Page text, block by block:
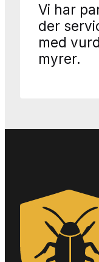
Vi har
der
med
myrer.